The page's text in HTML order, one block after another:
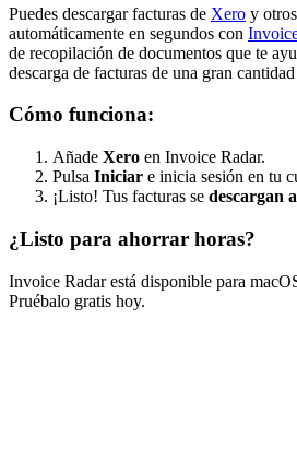
Puedes descargar facturas de Xero y
automáticamente en segundos con
de recopilación de documentos que te
descarga de facturas de una gran
Cómo funciona:
Añade Xero en Invoice Radar.
Pulsa Iniciar e inicia sesión en tu
¡Listo! Tus facturas se descargan
¿Listo para ahorrar horas?
Invoice Radar está disponible para
Pruébalo gratis hoy.